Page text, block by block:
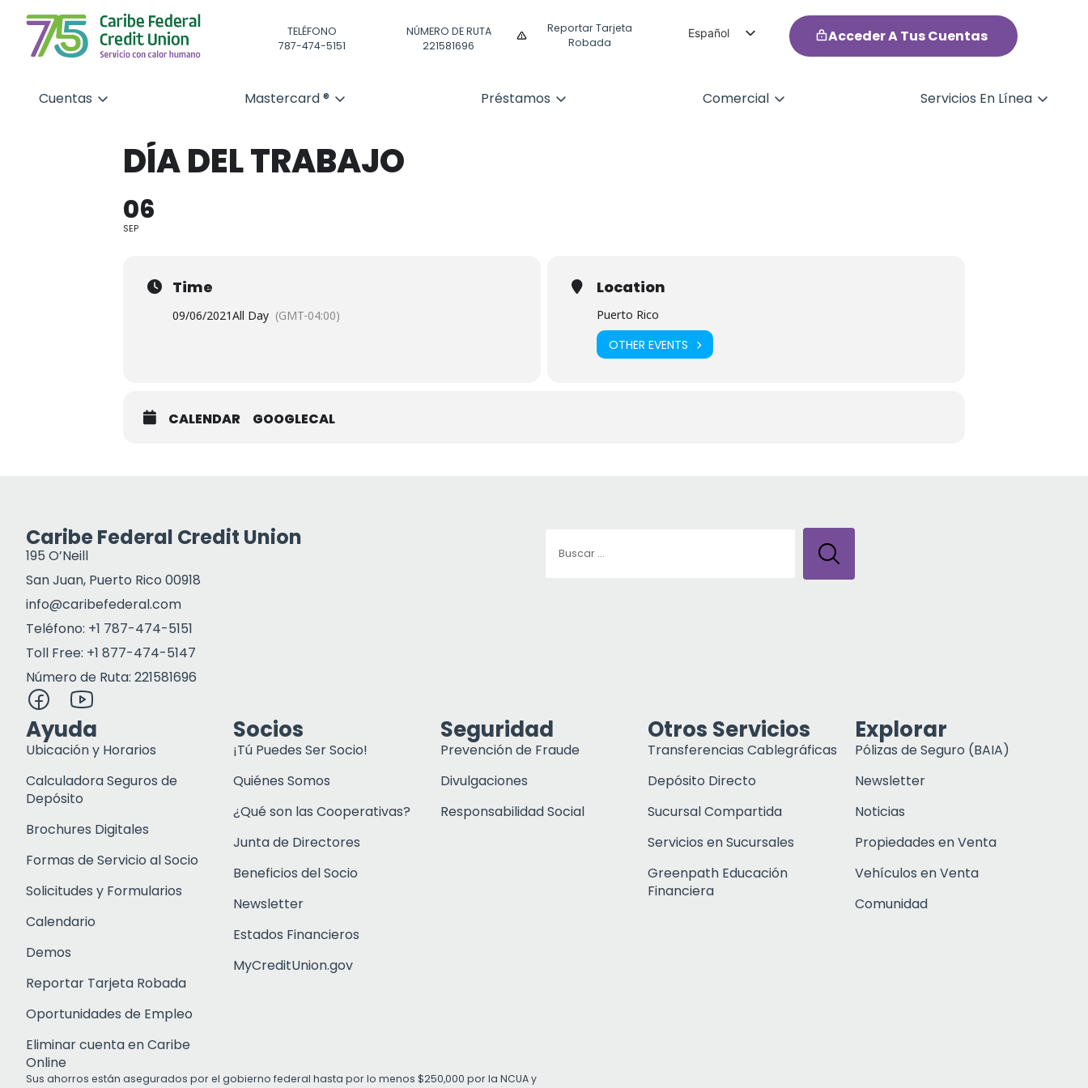
TELÉFONO
787-474-5151
NÚMERO DE RUTA
221581696
Reportar Tarjeta
Robada
Español
Acceder A Tus Cuentas
Cuentas Mastercard ® Préstamos Comercial Servicios En Línea
DÍA DEL TRABAJO
06
SEP
Time
09/06/2021All Day (GMT-04:00)
Location
Puerto Rico
OTHER EVENTS
CALENDAR GOOGLECAL
Caribe Federal Credit Union
195 O’Neill
San Juan, Puerto Rico 00918
info@caribefederal.com
Teléfono: +1 787-474-5151
Toll Free: +1 877-474-5147
Número de Ruta: 221581696
Ayuda
Ubicación y Horarios
Calculadora Seguros de
Depósito
Brochures Digitales
Formas de Servicio al Socio
Solicitudes y Formularios
Calendario
Demos
Reportar Tarjeta Robada
Oportunidades de Empleo
Eliminar cuenta en Caribe
Online
Socios
¡Tú Puedes Ser Socio!
Quiénes Somos
¿Qué son las Cooperativas?
Junta de Directores
Beneficios del Socio
Newsletter
Estados Financieros
MyCreditUnion.gov
Seguridad
Prevención de Fraude
Divulgaciones
Responsabilidad Social
Otros Servicios
Transferencias Cablegráficas
Depósito Directo
Sucursal Compartida
Servicios en Sucursales
Greenpath Educación
Financiera
Explorar
Pólizas de Seguro (BAIA)
Newsletter
Noticias
Propiedades en Venta
Vehículos en Venta
Comunidad
Sus ahorros están asegurados por el gobierno federal hasta por lo menos $250,000 por la NCUA y